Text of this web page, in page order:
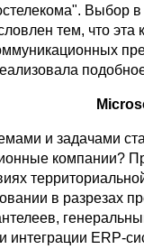
Выбор
тем, что
и задачами
компании?
в разрезах
интеграции ERP-